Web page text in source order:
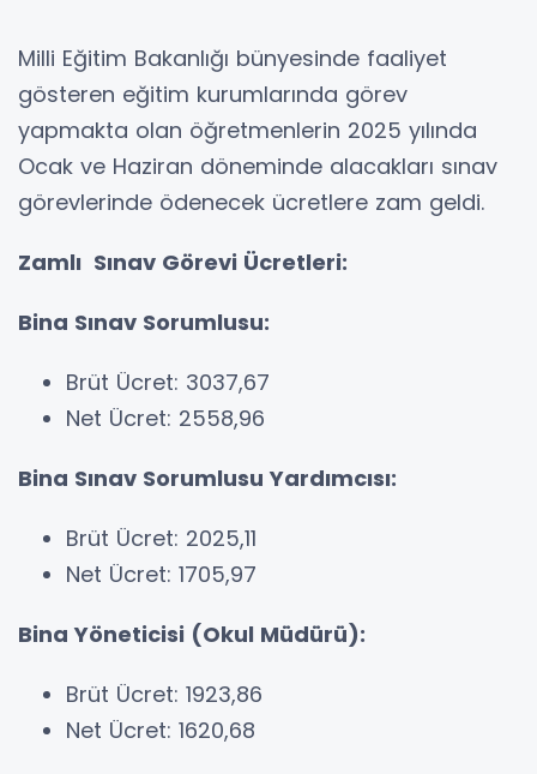
Milli Eğitim Bakanlığı bünyesinde faaliyet
gösteren eğitim kurumlarında görev
yapmakta olan öğretmenlerin 2025 yılında
Ocak ve Haziran döneminde alacakları sınav
görevlerinde ödenecek ücretlere zam geldi.
Zamlı Sınav Görevi Ücretleri:
Bina Sınav Sorumlusu:
Brüt Ücret: 3037,67
Net Ücret: 2558,96
Bina Sınav Sorumlusu Yardımcısı:
Brüt Ücret: 2025,11
Net Ücret: 1705,97
Bina Yöneticisi (Okul Müdürü):
Brüt Ücret: 1923,86
Net Ücret: 1620,68